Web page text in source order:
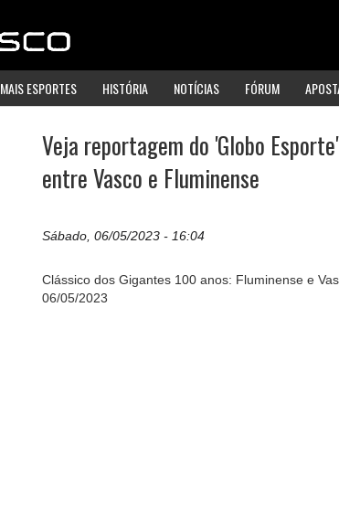
MAIS ESPORTES HISTÓRIA NOTÍCIAS FÓRUM
Veja reportagem do 'Globo
entre Vasco e Fluminense
Sábado, 06/05/2023 - 16:04
Clássico dos Gigantes 100 anos: Fluminense e
06/05/2023